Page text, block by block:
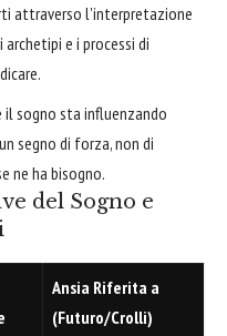
attraverso l'interpretazione
e i processi di
il sogno sta influenzando
segno di forza, non di
ne ha bisogno.
del Sogno e
Ansia Riferita a
(Futuro/Crolli)